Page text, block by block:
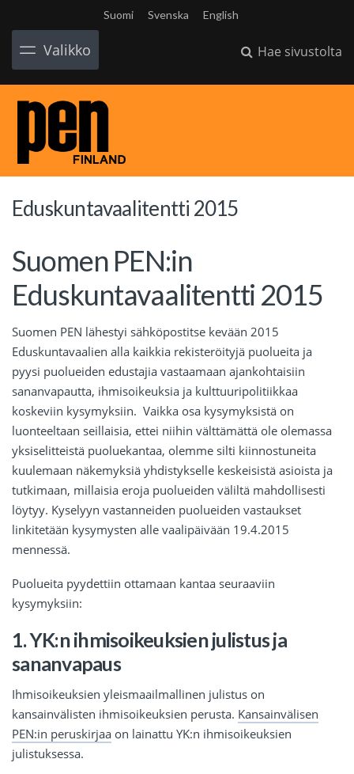
Suomi Svenska English
Valikko Hae sivustolta
Eduskuntavaalitentti 2015
Suomen PEN:in
Eduskuntavaalitentti 2015
Suomen PEN lähestyi sähköpostitse kevään 2015
Eduskuntavaalien alla kaikkia rekisteröityjä puolueita ja
pyysi puolueiden edustajia vastaamaan ajankohtaisiin
sananvapautta, ihmisoikeuksia ja kulttuuripolitiikkaa
koskeviin kysymyksiin. Vaikka osa kysymyksistä on
luonteeltaan seillaisia, ettei niihin välttämättä ole olemassa
yksiselitteistä puoluekantaa, olemme silti kiinnostuneita
kuulemaan näkemyksiä yhdistykselle keskeisistä asioista ja
tutkimaan, millaisia eroja puolueiden väliltä mahdollisesti
löytyy. Kyselyyn vastanneiden puolueiden vastaukset
linkitetään kysymysten alle vaalipäivään 19.4.2015
mennessä.
Puolueita pyydettiin ottamaan kantaa seuraaviin
kysymyksiin:
1. YK:n ihmisoikeuksien julistus ja
sananvapaus
Ihmisoikeuksien yleismaailmallinen julistus on
kansainvälisten ihmisoikeuksien perusta. Kansainvälisen
PEN:in peruskirjaa on lainattu YK:n ihmisoikeuksien
julistuksessa.